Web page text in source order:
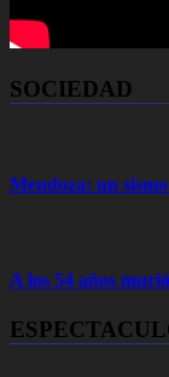
SOCIEDAD
Mendoza: un
A los 54 años